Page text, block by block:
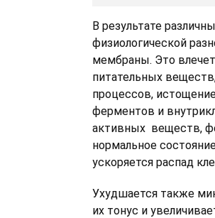
В результате
физиологической
мембраны. Это
питательных
процессов,
ферментов и
активных веществ,
нормальное
ускоряется распад
Ухудшается также
их тонус и